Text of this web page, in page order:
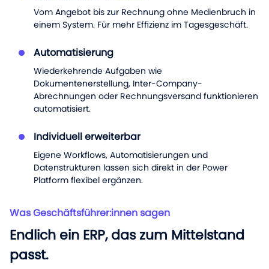
Vom Angebot bis zur Rechnung ohne Medienbruch in
einem System. Für mehr Effizienz im Tagesgeschäft.
Automatisierung
Wiederkehrende Aufgaben wie
Dokumentenerstellung, Inter-Company-
Abrechnungen oder Rechnungsversand funktionieren
automatisiert.
Individuell erweiterbar
Eigene Workflows, Automatisierungen und
Datenstrukturen lassen sich direkt in der Power
Platform flexibel ergänzen.
Was Geschäftsführer:innen sagen
Endlich ein ERP, das zum Mittelstand
passt.